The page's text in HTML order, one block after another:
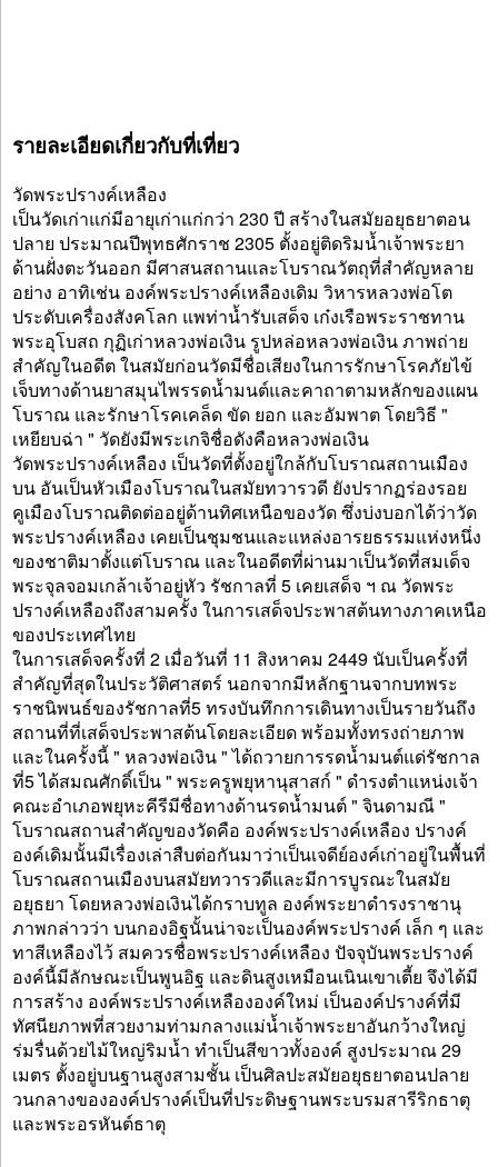
รายละเอียดเกี่ยวกับที่เที่ยว
วัดพระปรางค์เหลือง
เป็นวัดเก่าแก่มีอายุเก่าแก่กว่า 230 ปี สร้างในสมัยอยุธยาตอน
ปลาย ประมาณปีพุทธศักราช 2305 ตั้งอยู่ติดริมน้ำเจ้าพระยา
ด้านฝั่งตะวันออก มีศาสนสถานและโบราณวัตถุที่สำคัญหลาย
อย่าง อาทิเช่น องค์พระปรางค์เหลืองเดิม วิหารหลวงพ่อโต
ประดับเครื่องสังคโลก แพท่าน้ำรับเสด็จ เก๋งเรือพระราชทาน
พระอุโบสถ กุฏิเก่าหลวงพ่อเงิน รูปหล่อหลวงพ่อเงิน ภาพถ่าย
สำคัญในอดีต ในสมัยก่อนวัดมีชื่อเสียงในการรักษาโรคภัยไข้
เจ็บทางด้านยาสมุนไพรรดน้ำมนต์และคาถาตามหลักของแผน
โบราณ และรักษาโรคเคล็ด ขัด ยอก และอัมพาต โดยวิธี "
เหยียบฉ่า " วัดยังมีพระเกจิชื่อดังคือหลวงพ่อเงิน
วัดพระปรางค์เหลือง เป็นวัดที่ตั้งอยู่ใกล้กับโบราณสถานเมือง
บน อันเป็นหัวเมืองโบราณในสมัยทวารวดี ยังปรากฏร่องรอย
คูเมืองโบราณติดต่ออยู่ด้านทิศเหนือของวัด ซึ่งบ่งบอกได้ว่าวัด
พระปรางค์เหลือง เคยเป็นชุมชนและแหล่งอารยธรรมแห่งหนึ่ง
ของชาติมาตั้งแต่โบราณ และในอดีตที่ผ่านมาเป็นวัดที่สมเด็จ
พระจุลจอมเกล้าเจ้าอยู่หัว รัชกาลที่ 5 เคยเสด็จ ฯ ณ วัดพระ
ปรางค์เหลืองถึงสามครั้ง ในการเสด็จประพาสต้นทางภาคเหนือ
ของประเทศไทย
ในการเสด็จครั้งที่ 2 เมื่อวันที่ 11 สิงหาคม 2449 นับเป็นครั้งที่
สำคัญที่สุดในประวัติศาสตร์ นอกจากมีหลักฐานจากบทพระ
ราชนิพนธ์ของรัชกาลที่5 ทรงบันทึกการเดินทางเป็นรายวันถึง
สถานที่ที่เสด็จประพาสต้นโดยละเอียด พร้อมทั้งทรงถ่ายภาพ
และในครั้งนี้ " หลวงพ่อเงิน " ได้ถวายการรดน้ำมนต์แด่รัชกาล
ที่5 ได้สมณศักดิ์เป็น " พระครูพยุหานุสาสก์ " ดำรงตำแหน่งเจ้า
คณะอำเภอพยุหะคีรีมีชื่อทางด้านรดน้ำมนต์ " จินดามณี "
โบราณสถานสำคัญของวัดคือ องค์พระปรางค์เหลือง ปรางค์
องค์เดิมนั้นมีเรื่องเล่าสืบต่อกันมาว่าเป็นเจดีย์องค์เก่าอยู่ในพื้นที่
โบราณสถานเมืองบนสมัยทวารวดีและมีการบูรณะในสมัย
อยุธยา โดยหลวงพ่อเงินได้กราบทูล องค์พระยาดำรงราชานุ
ภาพกล่าวว่า บนกองอิฐนั้นน่าจะเป็นองค์พระปรางค์ เล็ก ๆ และ
ทาสีเหลืองไว้ สมควรชื่อพระปรางค์เหลือง ปัจจุบันพระปรางค์
องค์นี้มีลักษณะเป็นพูนอิฐ และดินสูงเหมือนเนินเขาเตี้ย จึงได้มี
การสร้าง องค์พระปรางค์เหลืององค์ใหม่ เป็นองค์ปรางค์ที่มี
ทัศนียภาพที่สวยงามท่ามกลางแม่น้ำเจ้าพระยาอันกว้างใหญ่
ร่มรื่นด้วยไม้ใหญ่ริมน้ำ ทำเป็นสีขาวทั้งองค์ สูงประมาณ 29
เมตร ตั้งอยู่บนฐานสูงสามชั้น เป็นศิลปะสมัยอยุธยาตอนปลาย
วนกลางขององค์ปรางค์เป็นที่ประดิษฐานพระบรมสารีริกธาตุ
และพระอรหันต์ธาตุ